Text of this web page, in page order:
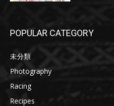
POPULAR CATEGORY
未分類
Photography
Racing
Recipes